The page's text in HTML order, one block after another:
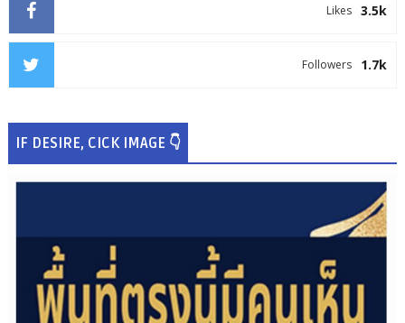
3.5k
Likes
1.7k
Followers
IF DESIRE, CICK IMAGE 👇